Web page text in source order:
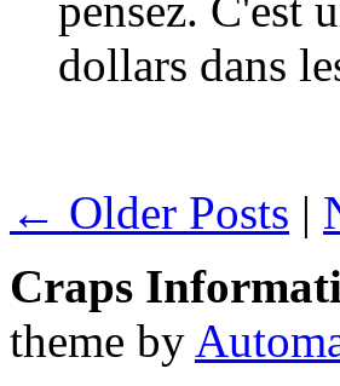
dollars dans
← Older Posts |
Craps
theme by